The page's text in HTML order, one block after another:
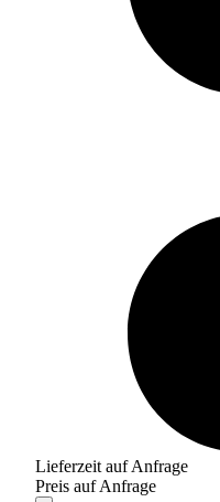
Lieferzeit auf Anfrage
Preis auf Anfrage